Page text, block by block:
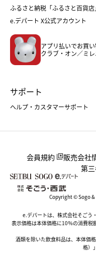
フード
ホーム・キッチン＆アート
ふるさと納税「ふるさと百貨店
e.デパート X公式アカウント
アプリ払いでお買い
クラブ・オン／ミ
サポート
ヘルプ・カスタマーサポート
会員規約 販売会社
第
Copyright © Sogo &
e.デパートは、株式会社そごう
表示価格は本体価格に10％の消費税
酒類を除いた飲食料品は、本体価
格）